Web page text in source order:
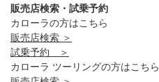
販売店検索・試乗予約
カローラの方はこちら
販売店検索 ＞
試乗予約 ＞
カローラ ツーリングの方はこちら